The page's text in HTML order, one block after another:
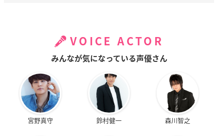
VOICE ACTOR
みんなが気になっている声優さん
宮野真守 鈴村健一 森川智之